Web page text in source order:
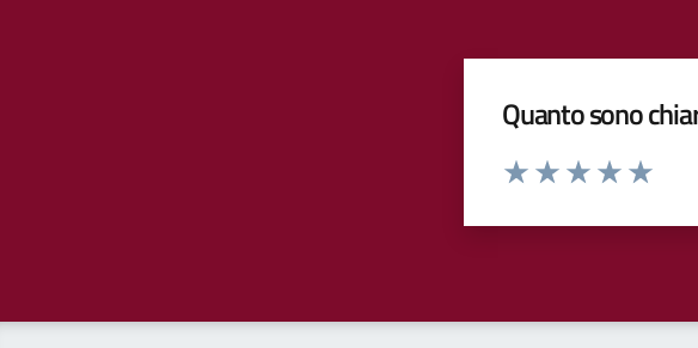
Quanto sono
Valuta da 1 a 5 stelle la pagina